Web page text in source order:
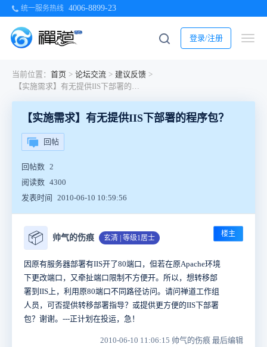
统一服务热线 4006-8899-23
登录/注册
当前位置： 首页 > 论坛交流 > 建议反馈 >
【实施需求】有无提供IIS下部署的程序包？
【实施需求】有无提供IIS下部署的程序包？
回帖
回帖数 2
阅读数 4300
发表时间
2010-06-10 10:59:56
📦 帅气的伤痕 玄清 | 等级1居士 楼主
因原有服务器部署有IIS开了80端口，但若在原Apache环境
下更改端口，又牵扯端口限制不方便开。所以，想转移部
署到IIS上，利用原80端口不同路径访问。请问禅道工作组
人员，可否提供转移部署指导？或提供更方便的IIS下部署
包？谢谢。---正计划在投运，急！
2010-06-10 11:06:15 帅气的伤痕 最后编辑